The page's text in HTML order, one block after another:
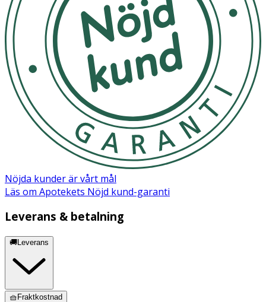
Nöjda kunder är vårt mål
Läs om Apotekets Nöjd kund-garanti
Leverans & betalning
🚚Leverans
🧺Fraktkostnad